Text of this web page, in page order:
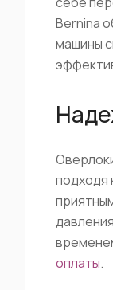
Bernina
машины
подходя
оплаты.⁠